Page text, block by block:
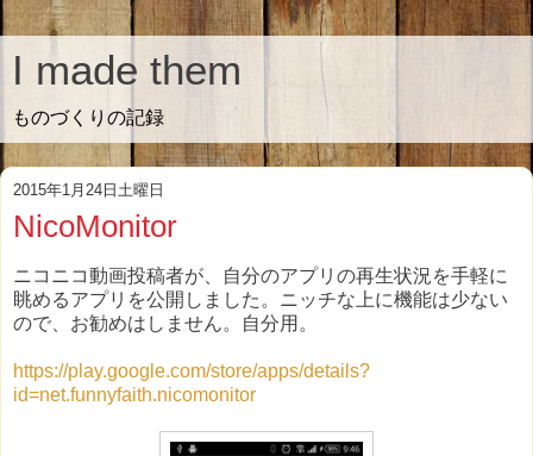
I made them
ものづくりの記録
2015年1月24日土曜日
NicoMonitor
ニコニコ動画投稿者が、自分のアプリの再生状況を手軽に
眺めるアプリを公開しました。ニッチな上に機能は少ない
ので、お勧めはしません。自分用。
https://play.google.com/store/apps/details?
id=net.funnyfaith.nicomonitor